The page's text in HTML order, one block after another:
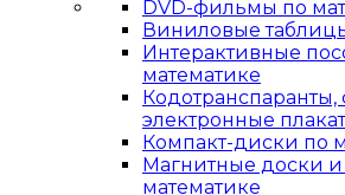
DVD-фильмы по
Виниловые
Интерактивные
математике
электронные
Компакт-диски по
Магнитные доски и
математике